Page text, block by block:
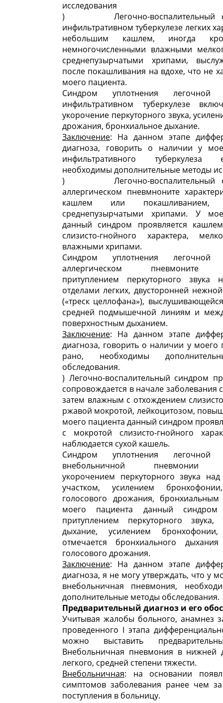
исследования
) Легочно-воспалительный
инфильтративном туберкулезе легких
небольшим кашлем, иногда
немногочисленными влажными
среднепузырчатыми хрипами,
после покашливания на вдохе, что не
моего пациента.
Синдром уплотнения
инфильтративном туберкулезе
укорочение перкуторного звука,
дрожания, бронхиальное дыхание.
Заключение: На данном этапе
диагноза, говорить о наличии у
инфильтративного
необходимы дополнительные методы
) Легочно-воспалительный
аллергическом пневмноните
кашлем или
среднепузырчатыми хрипами. У
данный синдром проявляется
слизисто-гнойного характера,
влажными хрипами.
Синдром уплотнения
аллергическом пневмоните
притуплением перкуторного звука
отделами легких, двусторонней
(«треск целлофана»),
средней подмышечной линиям и
поверхностным дыханием.
Заключение: На данном этапе
диагноза, говорить о наличии у моего
рано, необходимы
обследования.
) Легочно-воспалительный синдром
сопровождается в начале заболевания
затем влажным с отхождением
ржавой мокротой, лейкоцитозом,
моего пациента данный синдром
с мокротой слизисто-гнойного
наблюдается сухой кашель.
Синдром уплотнения
внебольничной пневмонии
укорочением перкуторного звука
участком, усилением
голосового дрожания,
моего пациента данный синдром
притуплением перкуторного звука,
дыхание, усилением
отмечается бронхиального
голосового дрожания.
Заключение: На данном этапе
диагноза, я не могу утверждать, что у
внебольничная пневмония,
дополнительные методы обследования.
Предварительный диагноз и его
Учитывая жалобы больного, анамнез
проведенного I этапа
можно выставить
Внебольничная пневмония в нижней
легкого, средней степени тяжести.
Внебольничная: на основании
симптомов заболевания ранее чем
поступления в больницу.